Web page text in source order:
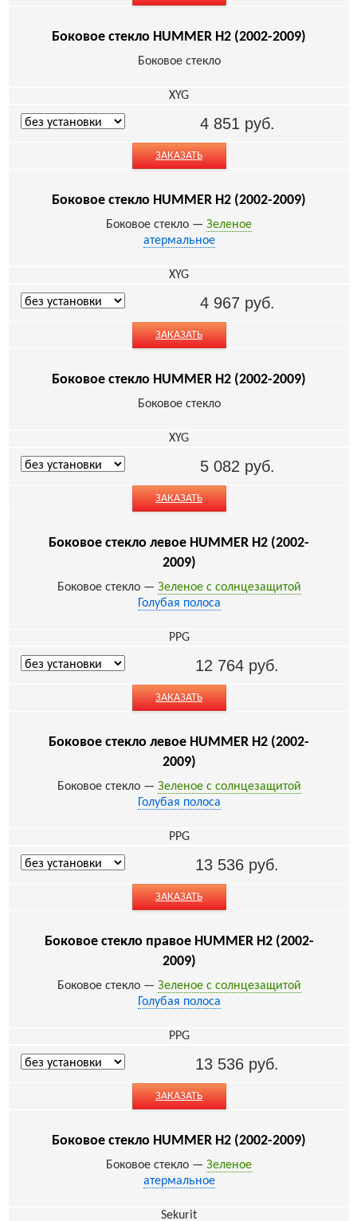
Боковое стекло HUMMER H2 (2002-2009)
Боковое стекло
XYG
4 851 руб.
ЗАКАЗАТЬ
Боковое стекло HUMMER H2 (2002-2009)
Боковое стекло — Зеленое
атермальное
XYG
4 967руб.
ЗАКАЗАТЬ
Боковое стекло HUMMER H2 (2002-2009)
Боковое стекло
XYG
5 082 руб.
ЗАКАЗАТЬ
Боковое стекло левое HUMMER H2 (2002-
2009)
Боковое стекло — Зеленое с солнцезащитой
Голубая полоса
PPG
12 764 руб.
ЗАКАЗАТЬ
Боковое стекло левое HUMMER H2 (2002-
2009)
Боковое стекло — Зеленое с солнцезащитой
Голубая полоса
PPG
13 536 руб.
ЗАКАЗАТЬ
Боковое стекло правое HUMMER H2 (2002-
2009)
Боковое стекло — Зеленое с солнцезащитой
Голубая полоса
PPG
13 536 руб.
ЗАКАЗАТЬ
Боковое стекло HUMMER H2 (2002-2009)
Боковое стекло — Зеленое
атермальное
Sekurit